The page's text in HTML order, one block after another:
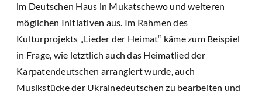
im Deutschen Haus in Mukatschewo und weiteren
möglichen Initiativen aus. Im Rahmen des
Kulturprojekts „Lieder der Heimat“ käme zum Beispiel
in Frage, wie letztlich auch das Heimatlied der
Karpatendeutschen arrangiert wurde, auch
Musikstücke der Ukrainedeutschen zu bearbeiten und